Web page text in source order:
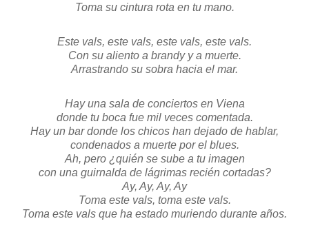
Toma su cintura rota en tu mano.
Este vals, este vals, este vals, este vals.
Con su aliento a brandy y a muerte.
Arrastrando su sobra hacia el mar.
Hay una sala de conciertos en Viena
donde tu boca fue mil veces comentada.
Hay un bar donde los chicos han dejado de hablar,
condenados a muerte por el blues.
Ah, pero ¿quién se sube a tu imagen
con una guirnalda de lágrimas recién cortadas?
Ay, Ay, Ay, Ay
Toma este vals, toma este vals.
Toma este vals que ha estado muriendo durante años.